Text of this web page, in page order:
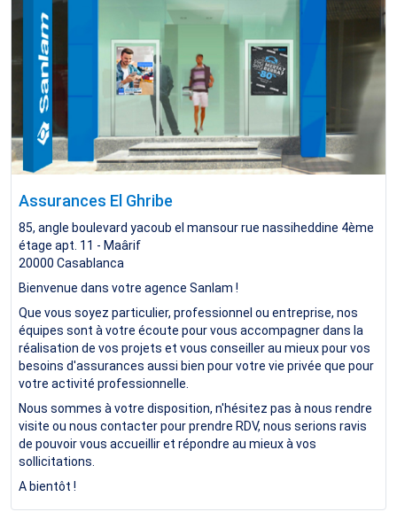
Assurances El Ghribe
85, angle boulevard yacoub el mansour rue nassiheddine 4ème
étage apt. 11 - Maârif
20000 Casablanca
Bienvenue dans votre agence Sanlam !
Que vous soyez particulier, professionnel ou entreprise, nos
équipes sont à votre écoute pour vous accompagner dans la
réalisation de vos projets et vous conseiller au mieux pour vos
besoins d'assurances aussi bien pour votre vie privée que pour
votre activité professionnelle.
Nous sommes à votre disposition, n'hésitez pas à nous rendre
visite ou nous contacter pour prendre RDV, nous serions ravis
de pouvoir vous accueillir et répondre au mieux à vos
sollicitations.
A bientôt !